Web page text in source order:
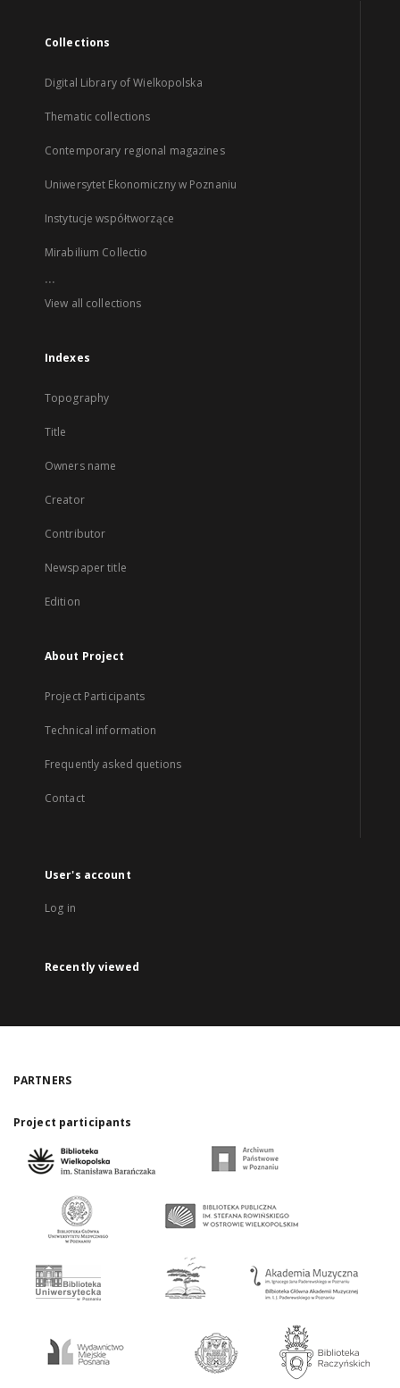
Collections
Digital Library of Wielkopolska
Thematic collections
Contemporary regional magazines
Uniwersytet Ekonomiczny w Poznaniu
Instytucje współtworzące
Mirabilium Collectio
...
View all collections
Indexes
Topography
Title
Owners name
Creator
Contributor
Newspaper title
Edition
About Project
Project Participants
Technical information
Frequently asked quetions
Contact
User's account
Log in
Recently viewed
PARTNERS
Project participants